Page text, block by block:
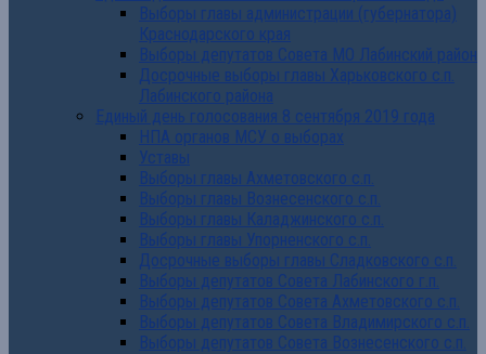
Выборы главы администрации (губернатора)
Краснодарского края
Выборы депутатов Совета МО Лабинский район
Досрочные выборы главы Харьковского с.п.
Лабинского района
Единый день голосования 8 сентября 2019 года
НПА органов МСУ о выборах
Уставы
Выборы главы Ахметовского с.п.
Выборы главы Вознесенского с.п.
Выборы главы Каладжинского с.п.
Выборы главы Упорненского с.п.
Досрочные выборы главы Сладковского с.п.
Выборы депутатов Совета Лабинского г.п.
Выборы депутатов Совета Ахметовского с.п.
Выборы депутатов Совета Владимирского с.п.
Выборы депутатов Совета Вознесенского с.п.